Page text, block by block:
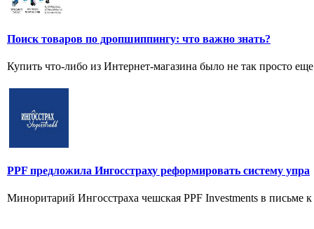
Поиск товаров по дропшиппингу: что важно знать?
Купить что-либо из Интернет-магазина было не так просто
PPF предложила Ингосстраху реформировать систему упра
Миноритарий Ингосстраха чешская PPF Investments в